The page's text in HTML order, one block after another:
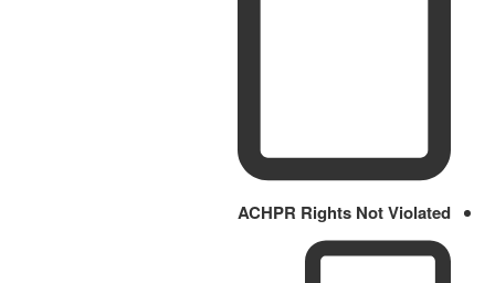
ACHPR Rights Not Violated